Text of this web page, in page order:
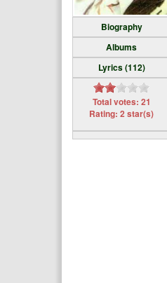
Biography
Albums
Lyrics (112)
Total votes: 21
Rating: 2 star(s)